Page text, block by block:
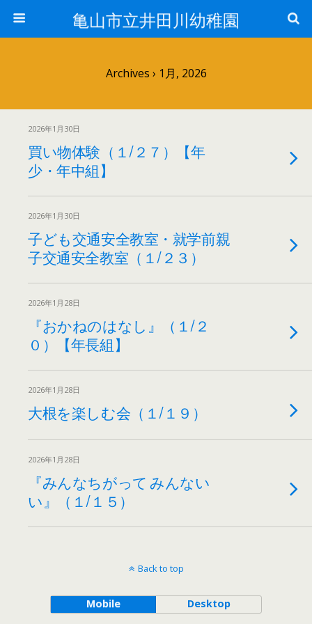
亀山市立井田川幼稚園
Archives › 1月, 2026
2026年1月30日
買い物体験（１/２７）【年
少・年中組】
2026年1月30日
子ども交通安全教室・就学前親
子交通安全教室（１/２３）
2026年1月28日
『おかねのはなし』（１/２
０）【年長組】
2026年1月28日
大根を楽しむ会（１/１９）
2026年1月28日
『みんなちがって みんない
い』（１/１５）
Back to top
Mobile Desktop